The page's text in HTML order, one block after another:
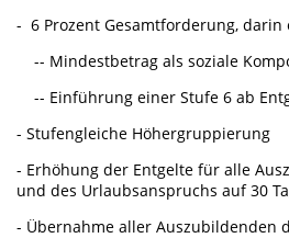
- 6 Prozent Gesamtforderung, darin
-- Mindestbetrag als soziale
-- Einführung einer Stufe 6 ab
- Stufengleiche Höhergruppierung
- Erhöhung der Entgelte für alle
und des Urlaubsanspruchs auf 30
- Übernahme aller Auszubildenden